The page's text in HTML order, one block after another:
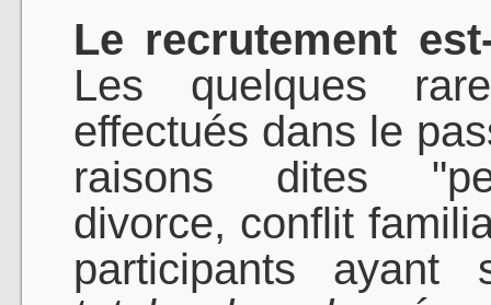
Le recrutement
Les quelques
effectués dans le
raisons dites
divorce, conflit
participants ayant